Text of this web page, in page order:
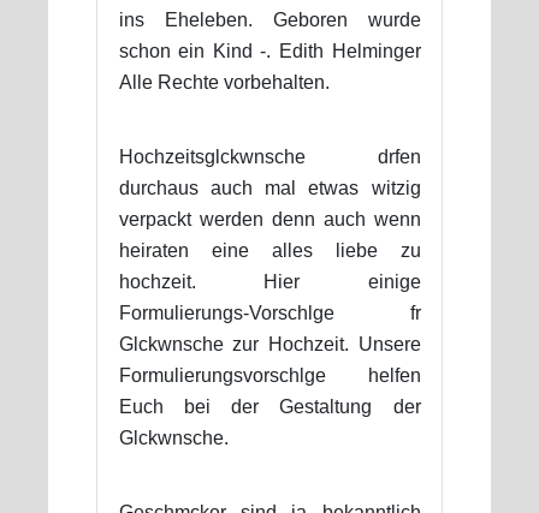
ins Eheleben. Geboren wurde
schon ein Kind -. Edith Helminger
Alle Rechte vorbehalten.
Hochzeitsglckwnsche drfen
durchaus auch mal etwas witzig
verpackt werden denn auch wenn
heiraten eine alles liebe zu
hochzeit. Hier einige
Formulierungs-Vorschlge fr
Glckwnsche zur Hochzeit. Unsere
Formulierungsvorschlge helfen
Euch bei der Gestaltung der
Glckwnsche.